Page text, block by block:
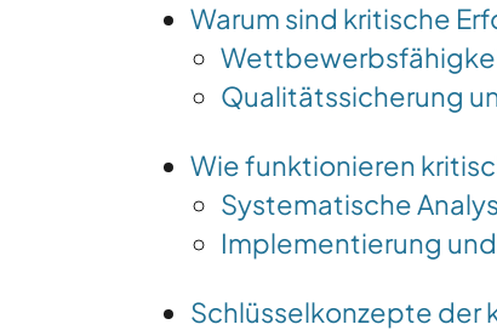
Warum sind kritische
Qualitätssicherung
Wie funktionieren
Systematische
Implementierung
Schlüsselkonzepte der